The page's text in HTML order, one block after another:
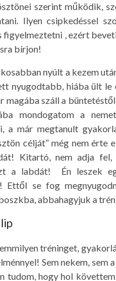
szerint működik,
Ilyen csipkedéssel
figyelmeztetni , ezért
bírjon!
nyúlt a kezem
nyugodtabb, hiába ült le
magába száll a
mondogatom a
a már megtanult
célját” még nem érte
Kitartó, nem adja fel,
a labdát! Én leszek
Ettől se fog
abbahagyjuk a
tréninget,
Sem nekem, sem
tudom, hogy hol